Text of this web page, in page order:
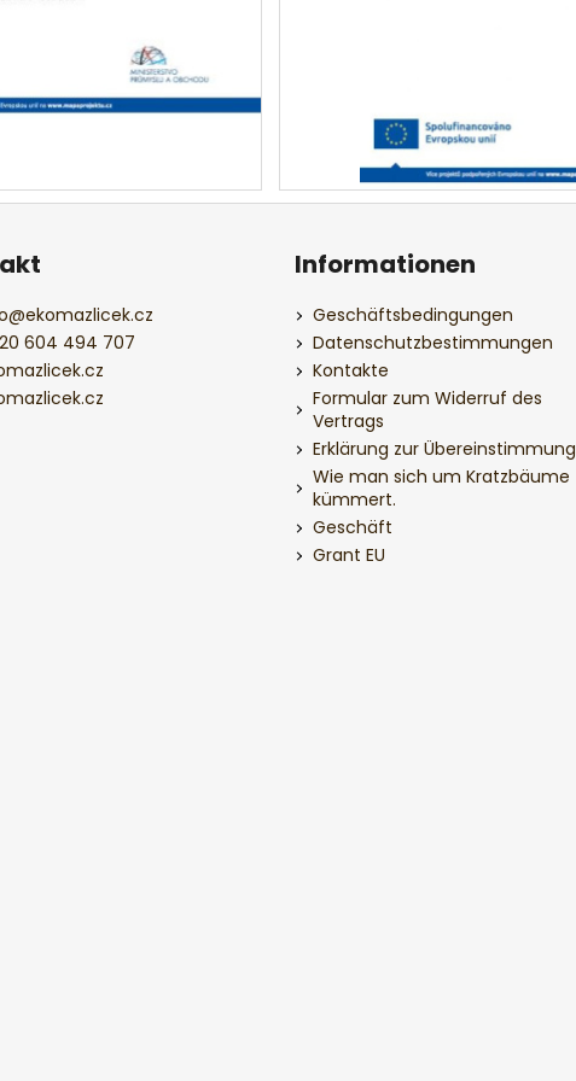
@ekomazlicek.cz
604 494 707
Informationen
Geschäftsbedingungen
Datenschutzbestimmungen
Kontakte
Formular zum Widerruf des
Vertrags
Erklärung zur Übereinstimmung
Wie man sich um Kratzbäume
kümmert.
Geschäft
Grant EU